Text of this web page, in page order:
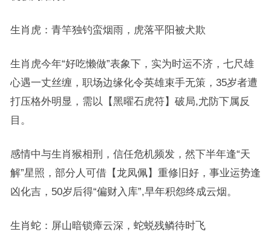
生肖虎：青竿独钓蛮烟雨，虎落平阳被犬欺
生肖虎今年“好吃懒做”表象下，实为时运不济，七尺雄
心遇一丈丝缠，职场边缘化令英雄束手无策，35岁者遭
打压格外明显，需以【黑曜石虎符】破局,尤防下属反
目。
感情中与生肖猴相刑，信任危机频发，然下半年逢“天
解”星照，部分人可借【龙凤佩】重修旧好，事业运势逢
凶化吉，50岁后得“偏财入库”,早年积怨终成云烟。
生肖蛇：屏山暗锁瘴云深，蛇蜕残鳞待时飞